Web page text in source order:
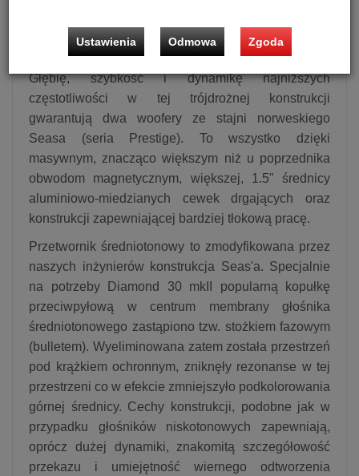
tweeterowi, z neodymowym układem magnetycznym
i frontem z gumy komórkowej.
Głębię, szybkość i dynamikę najniższych
częstotliwości w tej trójdrożnej konstrukcji
gwarantują dwa woofery ze stajni norweskiego
Seasa (seria Prestige). To wszystko dzięki
masywnym, znacząco większym niż u poprzednika
obwodom magnetycznym, większej, 1.5" średnicy
aluminiowo-miedzianych cewek drgających oraz
konstrukcji zapewniającej bardziej tłokową pracę.
Przetwornik średniotonowy to zmodyfikowana przez
naszych inżynierów konstrukcja Seas'a. Specjalnie
na potrzeby Diamond 30 mkII popularną kopułkę
przeciwpyłową w centrum membrany głośnika
średniotonowego zastąpiono tzw. stożkiem fazowym
(bulletem). Wyeliminowana zatem została przestrzeń
pod krążkiem ochronnym, zniknęły rezonanse w tej
przestrzeni co w efekcie zmniejszyło podkolorowania
górnej średnicy. Cechy konstrukcji, podobne jak w
przypadku głośników niskotonowych zapewniają,
oprócz dużej dynamiki, znakomitą szczegółowość
przekazu i umiejętność wiernego odtworzenia
Ustawienia Odmowa Zgoda